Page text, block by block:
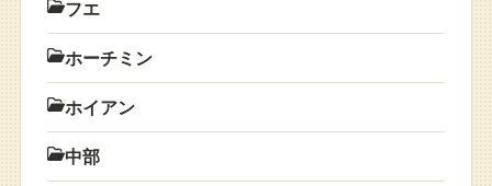
フエ
ホーチミン
ホイアン
中部